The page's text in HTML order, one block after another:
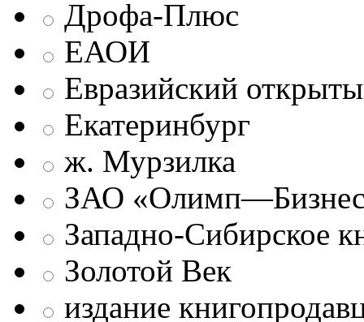
Дрофа-Плюс
ЕАОИ
Евразийский
Екатеринбург
ж. Мурзилка
ЗАО
Западно-Сибирское
Золотой Век
издание